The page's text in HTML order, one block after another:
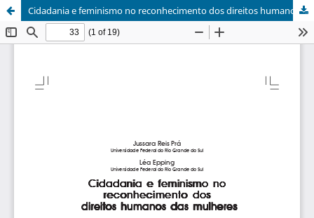
Cidadania e feminismo no reconhecimento dos direitos humanos das mulheres